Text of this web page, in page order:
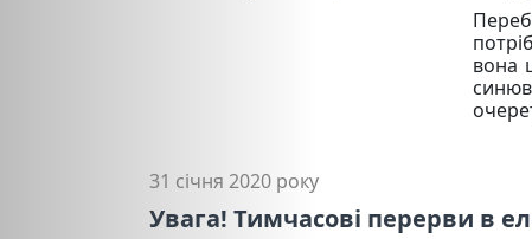
вона
31 січня 2020 року
Увага! Тимчасові перерви в